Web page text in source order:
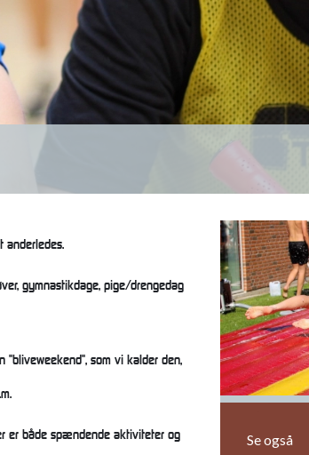
anderledes.
gymnastikdage, pige/drengedag
som vi kalder den,
er både spændende aktiviteter og
Forrige
Next
Se også